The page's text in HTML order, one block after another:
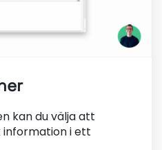
kan du välja att
information i ett